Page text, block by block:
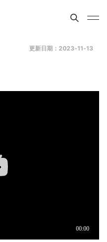
更新日期：2023-11-13